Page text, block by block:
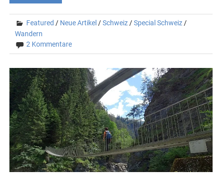
Featured / Neue Artikel /Schweiz /Special Schweiz /
Wandern
2 Kommentare